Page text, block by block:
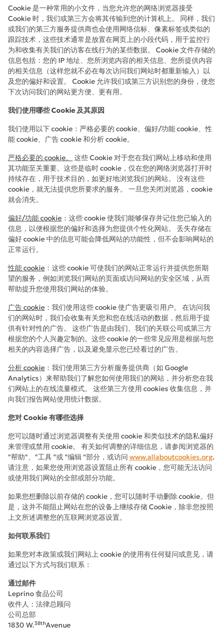
Cookie 是一种常用的小文件，当您允许您的网络浏览器接受
Cookie 时，我们或第三方会将其传输到您的计算机上。 同样，我们
或我们的第三方服务提供商也会使用网络信标、像素标签或类似的
跟踪技术，这些技术通常是放置在网页上的小段代码，用于监控行
为和收集有关我们的访客在线行为的某些数据。 Cookie 文件存储的
信息包括：您的 IP 地址、您所浏览内容的相关信息、您所提供内容
的相关信息（这样您就不必在每次访问我们网站时都重新输入）以
及您的偏好和设置。 Cookie 允许我们或第三方识别您的身份，使您
下次访问我们的网站更方便、更有用。
我们使用哪些 Cookie 及其原因
我们使用以下 cookie：严格必要的 cookie、偏好/功能 cookie、性
能 cookie、广告 cookie 和分析 cookie。
严格必要的 cookie。
这些 Cookie 对于您在我们网站上移动和使用
其功能至关重要。这些是临时 cookie，仅在您的网络浏览器打开时
持续存在，用于技术目的，如更好地浏览我们的网站。 没有这些
cookie，就无法提供您所要求的服务。 一旦您关闭浏览器，cookie
就会消失。
偏好/功能 cookie ：这些 cookie 使我们能够保存并记住您已输入的
信息，以便根据您的偏好和选择为您提供个性化网站。 丢失存储在
偏好 cookie 中的信息可能会降低网站的功能性，但不会影响网站的
正常运行。
性能 cookie ：这些 cookie 可使我们的网站正常运行并提供您所期
望的服务，例如浏览我们网站的页面或访问网站的安全区域，从而
帮助提升您使用我们网站的体验。
广告 cookie ：我们使用这些 cookie 使广告更吸引用户。 在访问我
们的网站时，我们会收集有关您和您在线活动的数据，然后用于提
供有针对性的广告。 这些广告是由我们、我们的关联公司或第三方
根据您的个人兴趣定制的。这些 cookie 的一些常见应用是根据与您
相关的内容选择广告，以及避免显示您已经看过的广告。
分析 cookie ：我们使用第三方分析服务提供商（如 Google
Analytics）来帮助我们了解您如何使用我们的网站，并分析您在我
们网站上的在线流量模式。 这些第三方使用 cookies 收集信息，并
向我们报告网站使用统计数据。
您对 Cookie 有哪些选择
您可以随时通过浏览器调整有关使用 cookie 和类似技术的隐私偏好
来管理或禁用 cookie。 有关如何调整的详细信息，请参阅浏览器的
"帮助"、"工具 "或 "编辑 "部分，或访问 www.allaboutcookies.org.
请注意，如果您使用浏览器设置阻止所有 cookie，您可能无法访问
或使用我们网站的全部或部分功能。
如果您想删除以前存储的 cookie，您可以随时手动删除 cookie。但
是，这并不能阻止网站在您的设备上继续存储 Cookie，除非您按照
上文所述调整您的互联网浏览器设置。
如何联系我们
如果您对本政策或我们网站上 cookie 的使用有任何疑问或意见，请
通过以下方式与我们联系：
通过邮件
Leprino 食品公司
收件人：法律总顾问
公司总部
1830 W.38thAvenue